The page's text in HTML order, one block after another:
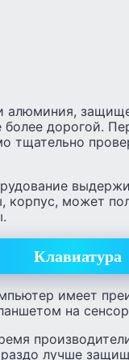
алюминия,
дорогой.
тщательно
корпус, может
Клавиатура
имеет
на
лучше